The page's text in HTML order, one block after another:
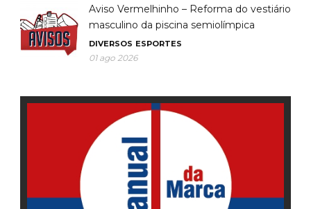
Aviso Vermelhinho – Reforma do vestiário
masculino da piscina semiolímpica
DIVERSOS ESPORTES
01 ago 2026